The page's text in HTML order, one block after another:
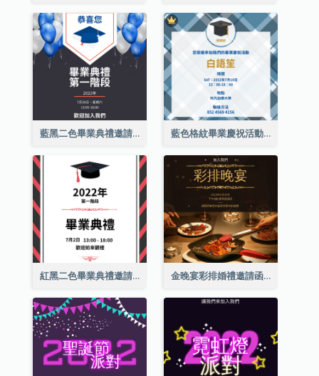
藍黑二色畢業典禮邀請函 藍色格紋畢業慶祝活動邀請函
紅黑二色畢業典禮邀請函 金晚宴彩排婚禮邀請函